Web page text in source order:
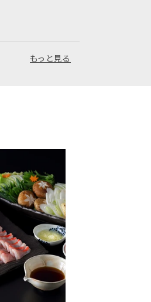
もっと見る